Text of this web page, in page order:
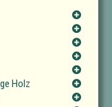
Holz